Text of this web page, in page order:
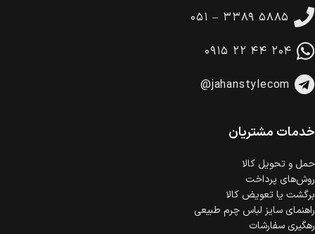
در هنگام خرید محصول، امکان انتخاب پرداخت در محل
وجود دارد.
خرید اقساطی با شرایط آسان و بدون ضامن امکان‌پذیر
است.
گارانتی معتبر برای تمامی محصولات ارائه می‌شود.
۰۵۱ – ۳۳۸۹ ۵۸۸۵
۰۹۱۵ ۲۲ ۴۴ ۲۰۴
@jahanstylecom
خدمات مشتریان
حمل‌ و تحویل کالا
روش‌های پرداخت
برگشت یا تعویض کالا
راهنمای سایز لباس چرم طبیعی
رهگیری سفارشات